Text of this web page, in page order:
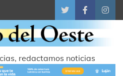
TwitterFacebook
redactamos noticias